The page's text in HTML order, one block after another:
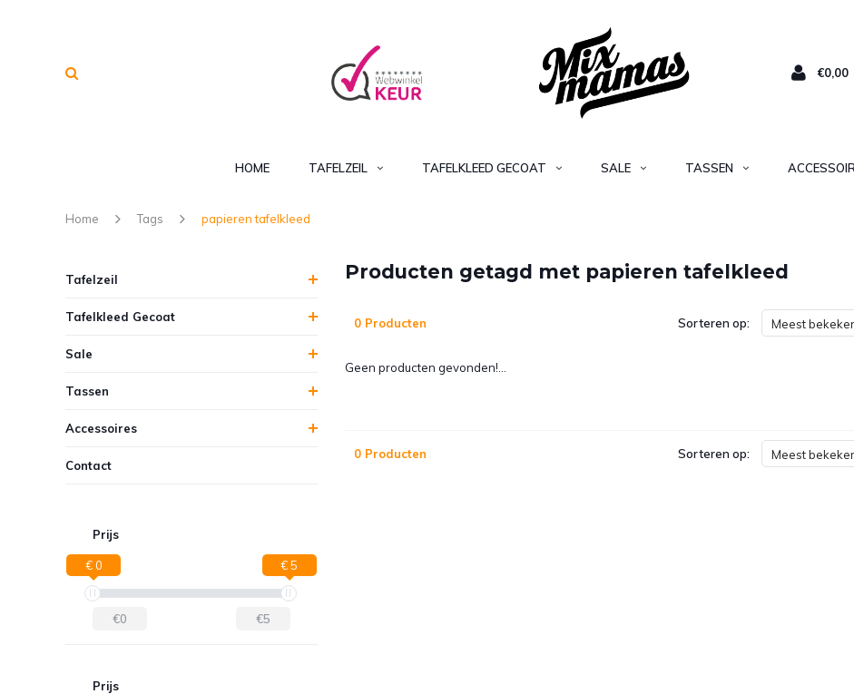
€0,00
HOME TAFELZEIL TAFELKLEED GECOAT SALE TASSEN
Home Tags papieren tafelkleed
Tafelzeil
Tafelkleed Gecoat
Sale
Tassen
Accessoires
Contact
Prijs
€ 0 € 5
€0 €5
Prijs
Producten getagd met papieren tafelkleed
0 Producten Sorteren op: Meest
Geen producten gevonden!...
0 Producten Sorteren op: Meest